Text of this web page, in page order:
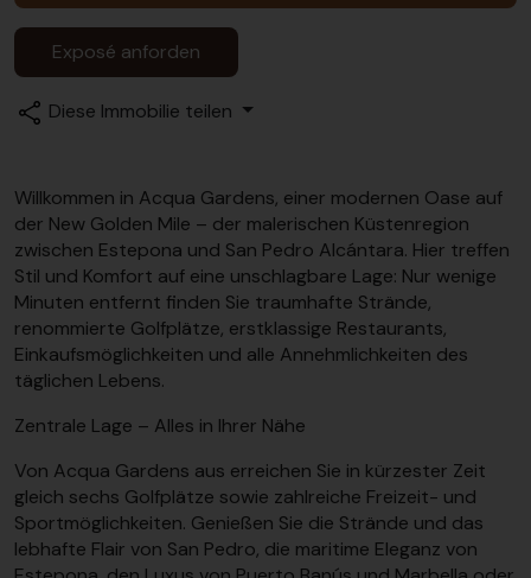
Exposé anforden
Diese Immobilie teilen
Willkommen in Acqua Gardens, einer modernen Oase auf
der New Golden Mile – der malerischen Küstenregion
zwischen Estepona und San Pedro Alcántara. Hier treffen
Stil und Komfort auf eine unschlagbare Lage: Nur wenige
Minuten entfernt finden Sie traumhafte Strände,
renommierte Golfplätze, erstklassige Restaurants,
Einkaufsmöglichkeiten und alle Annehmlichkeiten des
täglichen Lebens.
Zentrale Lage – Alles in Ihrer Nähe
Von Acqua Gardens aus erreichen Sie in kürzester Zeit
gleich sechs Golfplätze sowie zahlreiche Freizeit- und
Sportmöglichkeiten. Genießen Sie die Strände und das
lebhafte Flair von San Pedro, die maritime Eleganz von